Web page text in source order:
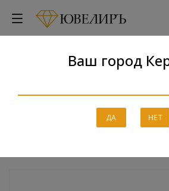
Ваш город
ДА НЕТ
Каучук
Главная - Каталог - Серебро